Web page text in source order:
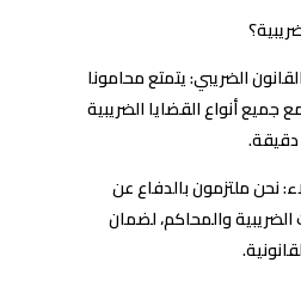
الضريبي: يتمتع محامونا
أنواع القضايا الضريبية
دقيقة.
ملتزمون بالدفاع عن
والمحاكم، لضمان